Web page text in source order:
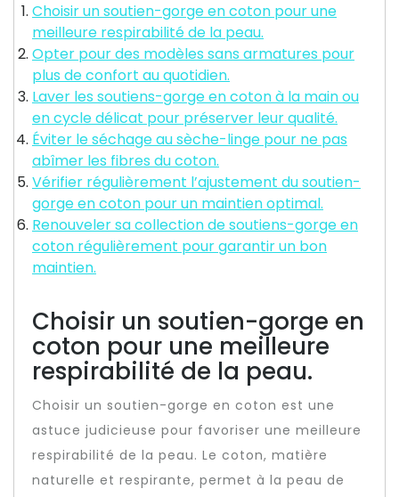
Choisir un soutien-gorge en coton pour une
meilleure respirabilité de la peau.
Opter pour des modèles sans armatures pour
plus de confort au quotidien.
Laver les soutiens-gorge en coton à la main ou
en cycle délicat pour préserver leur qualité.
Éviter le séchage au sèche-linge pour ne pas
abîmer les fibres du coton.
Vérifier régulièrement l’ajustement du soutien-
gorge en coton pour un maintien optimal.
Renouveler sa collection de soutiens-gorge en
coton régulièrement pour garantir un bon
maintien.
Choisir un soutien-gorge en
coton pour une meilleure
respirabilité de la peau.
Choisir un soutien-gorge en coton est une
astuce judicieuse pour favoriser une meilleure
respirabilité de la peau. Le coton, matière
naturelle et respirante, permet à la peau de